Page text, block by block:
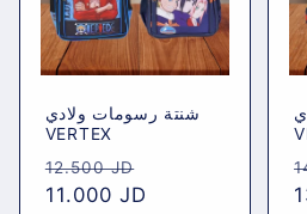
شنتة رسومات ولادي
VERTEX
Regular
price
12.500 JD
11.000 JD